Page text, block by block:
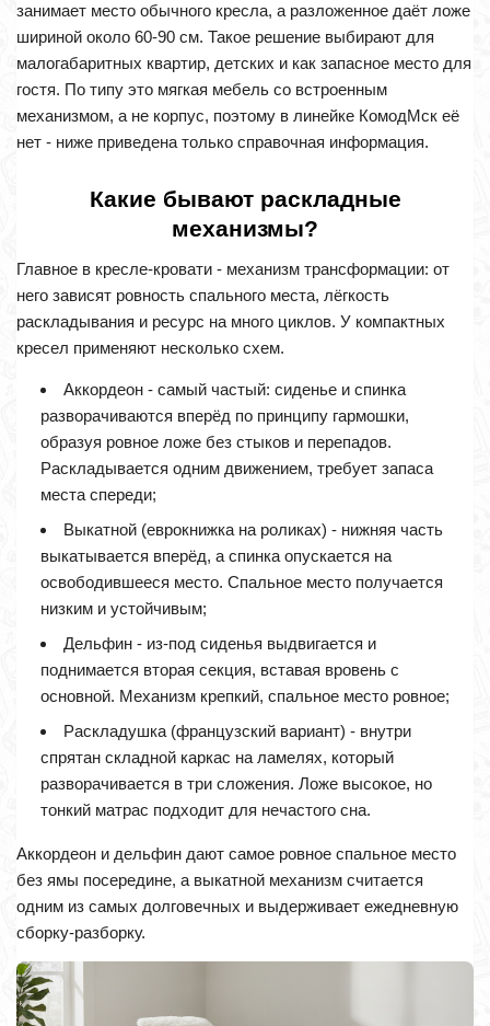
занимает место обычного кресла, а разложенное даёт ложе
шириной около 60-90 см. Такое решение выбирают для
малогабаритных квартир, детских и как запасное место для
гостя. По типу это мягкая мебель со встроенным
механизмом, а не корпус, поэтому в линейке КомодМск её
нет - ниже приведена только справочная информация.
Какие бывают раскладные
механизмы?
Главное в кресле-кровати - механизм трансформации: от
него зависят ровность спального места, лёгкость
раскладывания и ресурс на много циклов. У компактных
кресел применяют несколько схем.
Аккордеон - самый частый: сиденье и спинка
разворачиваются вперёд по принципу гармошки,
образуя ровное ложе без стыков и перепадов.
Раскладывается одним движением, требует запаса
места спереди;
Выкатной (еврокнижка на роликах) - нижняя часть
выкатывается вперёд, а спинка опускается на
освободившееся место. Спальное место получается
низким и устойчивым;
Дельфин - из-под сиденья выдвигается и
поднимается вторая секция, вставая вровень с
основной. Механизм крепкий, спальное место ровное;
Раскладушка (французский вариант) - внутри
спрятан складной каркас на ламелях, который
разворачивается в три сложения. Ложе высокое, но
тонкий матрас подходит для нечастого сна.
Аккордеон и дельфин дают самое ровное спальное место
без ямы посередине, а выкатной механизм считается
одним из самых долговечных и выдерживает ежедневную
сборку-разборку.